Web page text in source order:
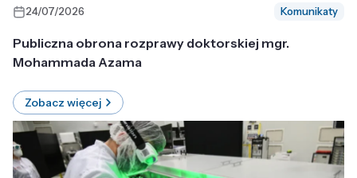
24/07/2026 Komunikaty
Publiczna obrona rozprawy doktorskiej mgr.
Mohammada Azama
Zobacz więcej